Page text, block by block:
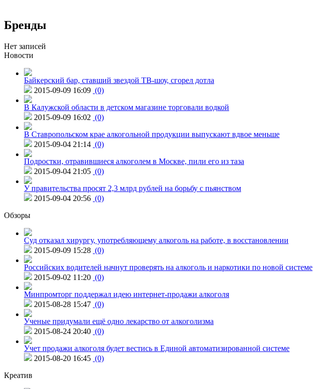
Бренды
Нет записей
Новости
Байкерский бар, ставший звездой ТВ-шоу, сгорел дотла
2015-09-09 16:09 (0)
В Калужской области в детском магазине торговали водкой
2015-09-09 16:02 (0)
В Ставропольском крае алкогольной продукции выпускают вдвое меньше
2015-09-04 21:14 (0)
Подростки, отравившиеся алкоголем в Москве, пили его из таза
2015-09-04 21:05 (0)
У правительства просят 2,3 млрд рублей на борьбу с пьянством
2015-09-04 20:56 (0)
Обзоры
Суд отказал хирургу, употребляющему алкоголь на работе, в восстановлении
2015-09-09 15:28 (0)
Российских водителей начнут проверять на алкоголь и наркотики по новой системе
2015-09-02 11:20 (0)
Минпромторг поддержал идею интернет-продажи алкоголя
2015-08-28 15:47 (0)
Ученые придумали ещё одно лекарство от алкоголизма
2015-08-24 20:40 (0)
Учет продажи алкоголя будет вестись в Единой автоматизированной системе
2015-08-20 16:45 (0)
Креатив